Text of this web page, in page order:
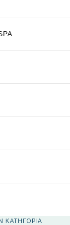
ΚΑΤΗΓΟΡΙΑ